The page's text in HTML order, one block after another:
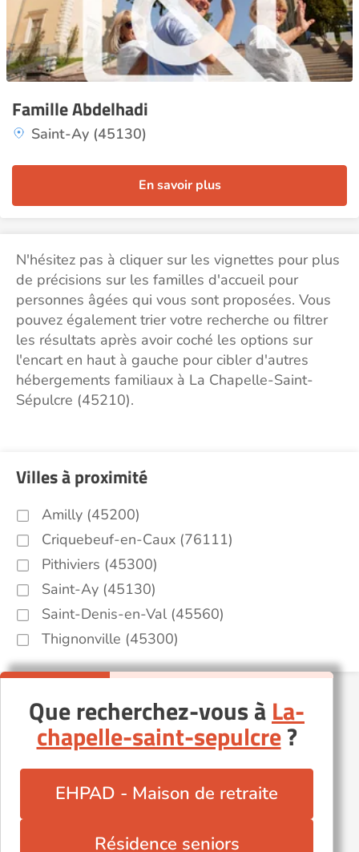
Famille Abdelhadi
Saint-Ay (45130)
En savoir plus
N'hésitez pas à cliquer sur les vignettes pour plus
de précisions sur les familles d'accueil pour
personnes âgées qui vous sont proposées. Vous
pouvez également trier votre recherche ou filtrer
les résultats après avoir coché les options sur
l'encart en haut à gauche pour cibler d'autres
hébergements familiaux à La Chapelle-Saint-
Sépulcre (45210).
Villes à proximité
Amilly (45200)
Criquebeuf-en-Caux (76111)
Pithiviers (45300)
Saint-Ay (45130)
Saint-Denis-en-Val (45560)
Thignonville (45300)
Que recherchez-vous àLa-
chapelle-saint-sepulcre?
EHPAD - Maison de retraite
Résidence seniors